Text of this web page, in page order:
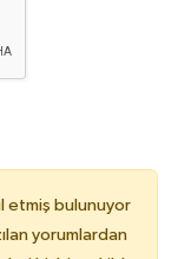
etmiş bulunuyor
yorumlardan